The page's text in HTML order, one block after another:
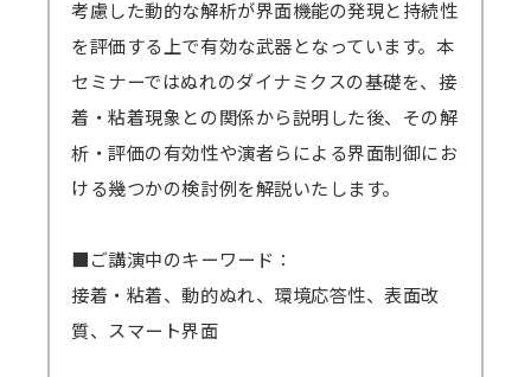
→参加方法はこちら
→一部のブラウザは音声が聞こえないなどの不
具合が起きる可能性があります。
対応ブラウザ
をご確認の上、必ず事前のテ
ストミーティング
をお願いします。
（iOSやAndroidOS ご利用の場合は、アプリ
でに配信開始 → 2/17（金）まで視聴可能
→見逃し視聴について、 こちらから問題なく
視聴できるかご確認ください。（テスト視聴動
画へ）パスワード「123456」
メールにて視聴用URL・パスワードを配信
します。配信開始日を過ぎてもメールが届かな
い場合は必ず弊社までご連絡ください。
考慮した動的な解析が界面機能の発現と持続性
を評価する上で有効な武器となっています。本
セミナーではぬれのダイナミクスの基礎を、接
着・粘着現象との関係から説明した後、その解
析・評価の有効性や演者らによる界面制御にお
ける幾つかの検討例を解説いたします。
■ご講演中のキーワード：
接着・粘着、動的ぬれ、環境応答性、表面改
質、スマート界面